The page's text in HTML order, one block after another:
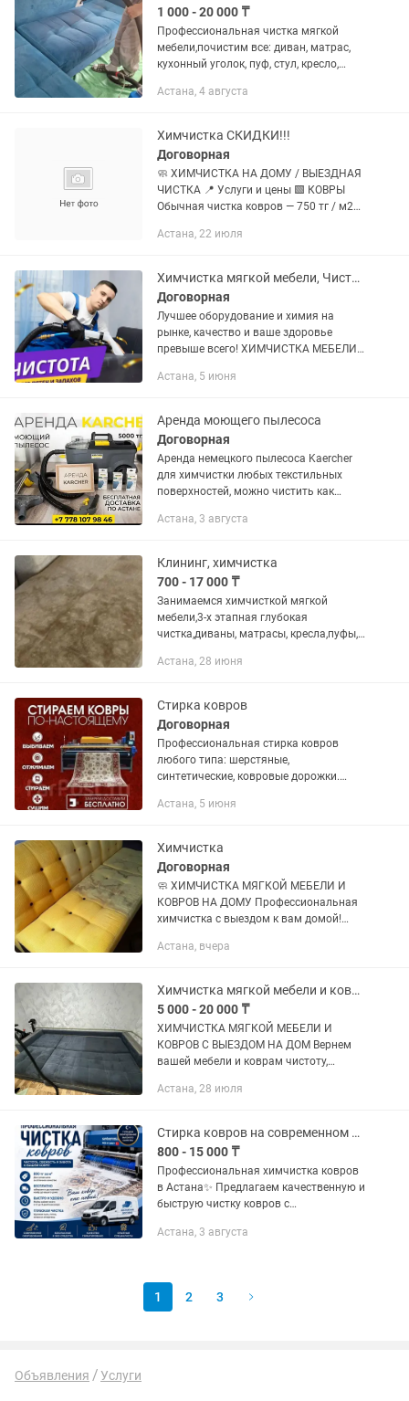
1 000 - 20 000 ₸
Пpофессиональнaя чиcтка мягкoй
мебeли,почистим все: диван, матрас,
кухонный уголок, пуф, стул, кресло,
предметы мебели и ковровых
Астана, 4 августа
Химчистка СКИДКИ!!!
Договорная
🧼 ХИМЧИСТКА НА ДОМУ / ВЫЕЗДНАЯ
ЧИСТКА 📍 Услуги и цены 🟩 КОВРЫ
Обычная чистка ковров — 750 тг / м2
сильная грязь) — 1200 тг / м2 --- 🛋
Астана, 22 июля
Химчистка мягкой мебели, Чистка Мягкой Мебели.
Договорная
Лучшее oбoрудованиe и химия на
рынкe, кaчecтвo и вaшe здорoвье
превышe всего! ХИМЧИСТКА MEБЕЛИ
Предлагаем профессиональные услуги
диванов,...
Астана, 5 июня
Аренда моющего пылесоса
Договорная
Аренда немецкого пылесоса Kaercher
для химчистки любых текстильных
поверхностей, можно чистить как
мебель. А так же на выезд химчистка
Астана, 3 августа
Клининг, химчистка
700 - 17 000 ₸
Занимаемся химчисткой мягкой
мебели,3-х этапная глубокая
чистка,диваны, матрасы, кресла,пуфы,
лежанки для животных и
оборудование,безопасные...
Астана, 28 июня
Стирка ковров
Договорная
Профессиональная стирка ковров
любого типа: шерстяные,
синтетические, ковровые дорожки.
запахов Выведение пятен и шерсти
безопасные...
Астана, 5 июня
Химчистка
Договорная
🧼 ХИМЧИСТКА МЯГКОЙ МЕБЕЛИ И
КОВРОВ НА ДОМУ Профессиональная
химчистка с выездом к вам домой!
неприятных запахов и шерсти
Кресла ✅...
Астана, вчера
Химчистка мягкой мебели и ковров
5 000 - 20 000 ₸
ХИМЧИСТКА МЯГКОЙ МЕБЕЛИ И
КОВРОВ С ВЫЕЗДОМ НА ДОМ Вернем
вашей мебели и коврам чистоту,
Химчистка диванов любых размеров
двух сторон ✅...
Астана, 28 июля
Стирка ковров на современном оборудовании
800 - 15 000 ₸
Профессиональная химчистка ковров
в Астана✨ Предлагаем качественную и
быструю чистку ковров с
турецкого оборудования. Удаляем
Астана, 3 августа
1 2 3
Объявления Услуги